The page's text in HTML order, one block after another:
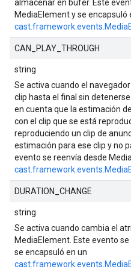
almacenar en búfer. Este
MediaElement y se encapsuló
CAN_PLAY_THROUGH
string
Se activa cuando el
clip hasta el final sin
en cuenta que la estimación
con el clip que se está
reproduciendo un clip de
estimación para ese clip y no
evento se reenvía desde
DURATION_CHANGE
string
Se activa cuando cambia el
MediaElement. Este evento
se encapsuló en un